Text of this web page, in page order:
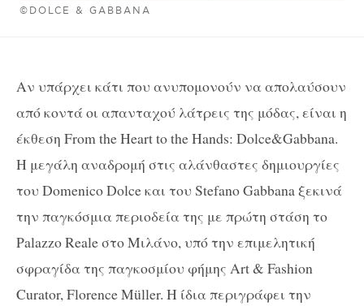
©DOLCE & GABBANA
Αν υπάρχει κάτι που ανυπομονούν να απολαύσουν
από κοντά οι απανταχού λάτρεις της μόδας, είναι η
έκθεση From the Heart to the Hands: Dolce&Gabbana.
Η μεγάλη αναδρομή στις αλάνθαστες δημιουργίες
του Domenico Dolce και του Stefano Gabbana ξεκινά
την παγκόσμια περιοδεία της με πρώτη στάση το
Palazzo Reale στο Μιλάνο, υπό την επιμελητική
σφραγίδα της παγκοσμίου φήμης Art & Fashion
Curator, Florence Müller. Η ίδια περιγράφει την